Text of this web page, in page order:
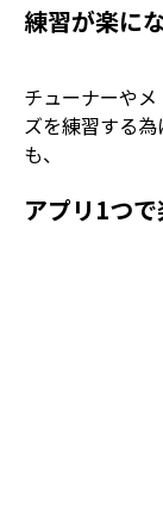
練習が楽に
チューナーや
ズを練習する
も、
アプリ1つ